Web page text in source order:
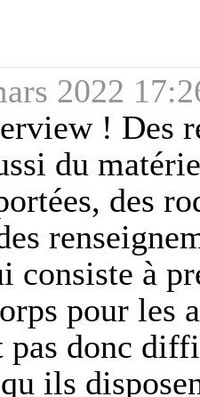
2022
! Des
du
des
consiste à
pour les
pas donc
qu ils